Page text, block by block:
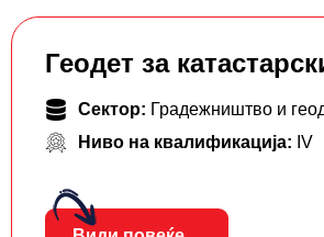
Геодет за
Сектор: Градежништво и
Ниво на квалификација: IV